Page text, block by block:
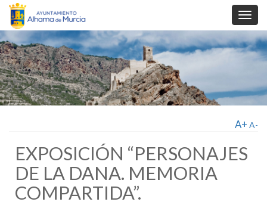
A+ A-
EXPOSICIÓN “PERSONAJES
DE LA DANA. MEMORIA
COMPARTIDA”.